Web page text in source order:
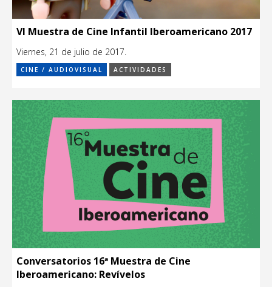
VI Muestra de Cine Infantil Iberoamericano 2017
Viernes, 21 de julio de 2017.
CINE / AUDIOVISUAL ACTIVIDADES
Conversatorios 16ª Muestra de Cine
Iberoamericano: Revívelos